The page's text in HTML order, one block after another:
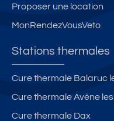
Proposer une location
MonRendezVousVeto
Stations thermales
Cure thermale Balaruc
Cure thermale Avène
Cure thermale Dax